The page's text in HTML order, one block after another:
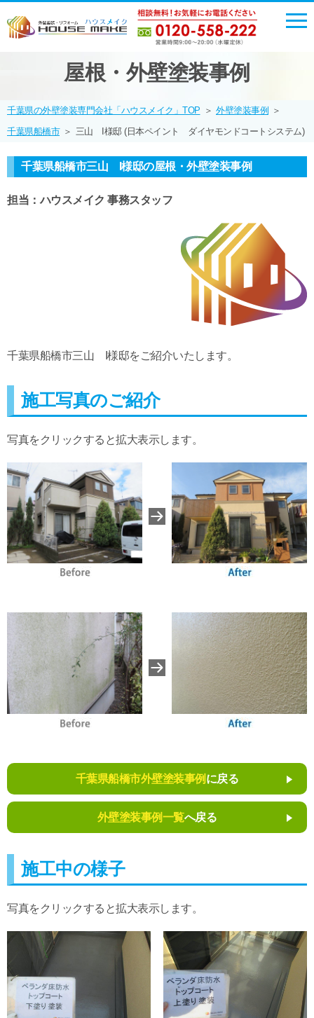
屋根・外壁塗装事例
千葉県の外壁塗装専門会社「ハウスメイク」TOP ＞ 外壁塗装事例
＞
千葉県船橋市 ＞ 三山 I様邸 (日本ペイント ダイヤモンドコートシステム)
千葉県船橋市三山 I様邸の屋根・外壁塗装事例
担当：ハウスメイク 事務スタッフ
千葉県船橋市三山 I様邸をご紹介いたします。
施工写真のご紹介
写真をクリックすると拡大表示します。
千葉県船橋市外壁塗装事例 に戻る
外壁塗装事例一覧へ戻る
施工中の様子
写真をクリックすると拡大表示します。